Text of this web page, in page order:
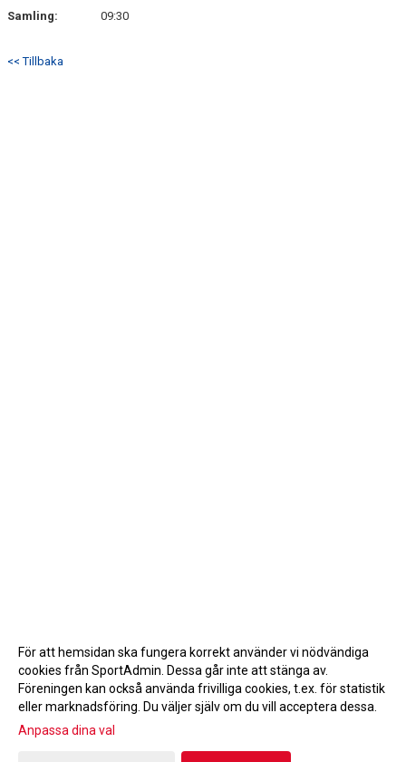
Samling:
09:30
<< Tillbaka
Gå till Webbversion
För att hemsidan ska fungera korrekt använder vi nödvändiga
cookies från SportAdmin. Dessa går inte att stänga av.
Föreningen kan också använda frivilliga cookies, t.ex. för statistik
eller marknadsföring. Du väljer själv om du vill acceptera dessa.
Anpassa dina val